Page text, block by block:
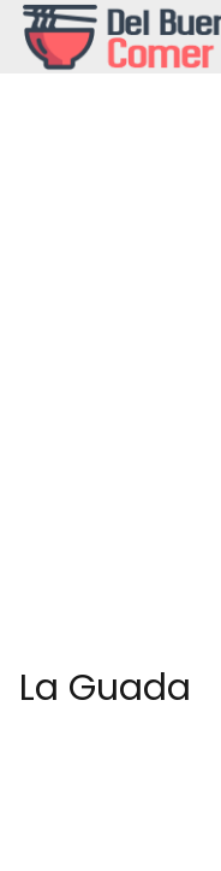
La Guada